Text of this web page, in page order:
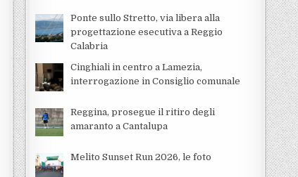
Ponte sullo Stretto, via libera alla
progettazione esecutiva a Reggio
Calabria
Cinghiali in centro a Lamezia,
interrogazione in Consiglio comunale
Reggina, prosegue il ritiro degli
amaranto a Cantalupa
Melito Sunset Run 2026, le foto